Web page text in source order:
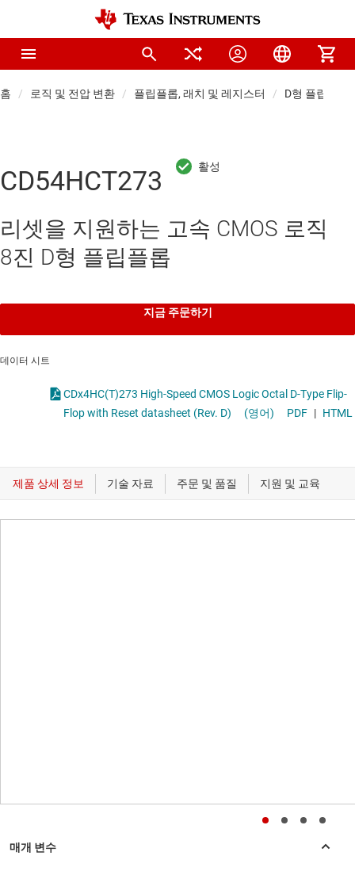
홈 로직 및 전압 변환 플립플롭, 래치 및 레지스터 D형 플립플롭
CD54HCT273
리셋을 지원하는 고속 CMOS 로직
8진 D형 플립플롭
지금 주문하기
데이터 시트
CDx4HC(T)273 High-Speed CMOS Logic Octal D-Type Flip-
Flop with Reset datasheet (Rev. D)
(영어) PDF | HTML